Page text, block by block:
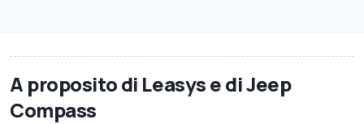
A proposito di Leasys e di Jeep
Compass